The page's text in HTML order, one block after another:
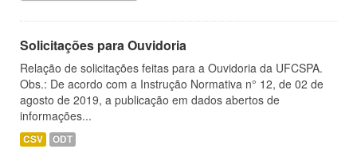
Solicitações para Ouvidoria
Relação de solicitações feitas para a Ouvidoria da UFCSPA.
Obs.: De acordo com a Instrução Normativa n° 12, de 02 de
agosto de 2019, a publicação em dados abertos de
informações...
CSV ODT